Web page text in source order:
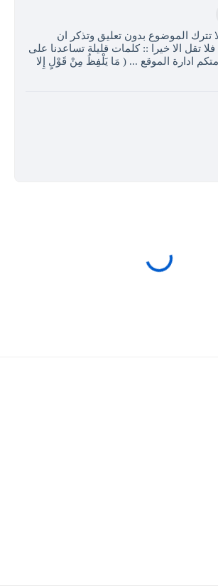
تترك الموضوع بدون تعليق وتذكر ان
تقل الا خيرا :: كلمات قليلة تساعدنا على
ادارة الموقع ... ( مَا يَلْفِظُ مِنْ قَوْلٍ إِلا